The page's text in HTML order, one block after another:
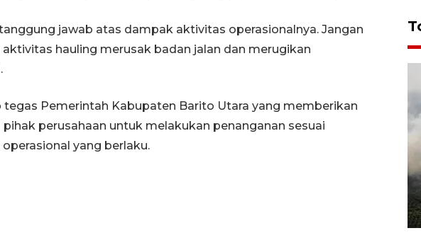
jawab atas dampak aktivitas operasionalnya. Jangan
hauling merusak badan jalan dan merugikan
tegas Pemerintah Kabupaten Barito Utara yang memberikan
perusahaan untuk melakukan penanganan sesuai
yang berlaku.